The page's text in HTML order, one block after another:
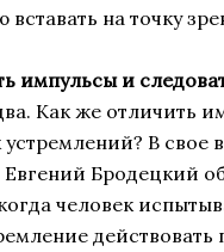
вставать на точку
импульсы и
Как же отличить
устремлений? В свое
Евгений Бродецкий
человек
действовать